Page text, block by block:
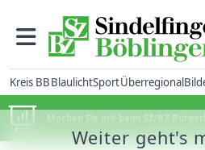
Kreis BBBlaulichtSportÜberregional
Machen Sie mit beim SZ/BZ-
Weiter geht's